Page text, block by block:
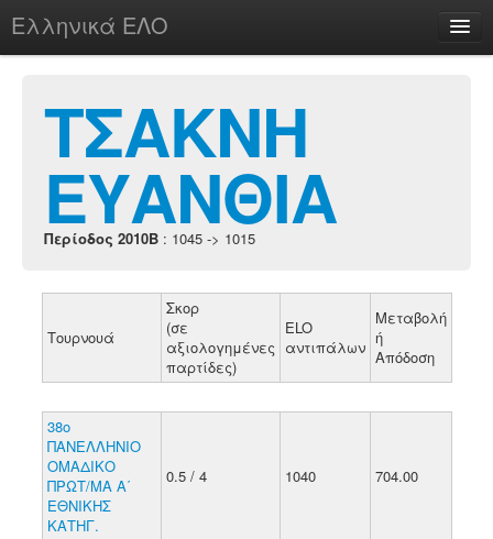
Ελληνικά ΕΛΟ
chesstu.be @ discord
Login
ΤΣΑΚΝΗ
ΕΥΑΝΘΙΑ
Περίοδος 2010B : 1045 -> 1015
Τουρνουά
Σκορ
(σε
αξιολογημένες
παρτίδες)
ELO
αντιπάλων
Μεταβολή
ή
Απόδοση
38ο
ΠΑΝΕΛΛΗΝΙΟ
ΟΜΑΔΙΚΟ
ΠΡΩΤ/ΜΑ Α΄
ΕΘΝΙΚΗΣ
ΚΑΤΗΓ.
0.5 / 4 1040 704.00